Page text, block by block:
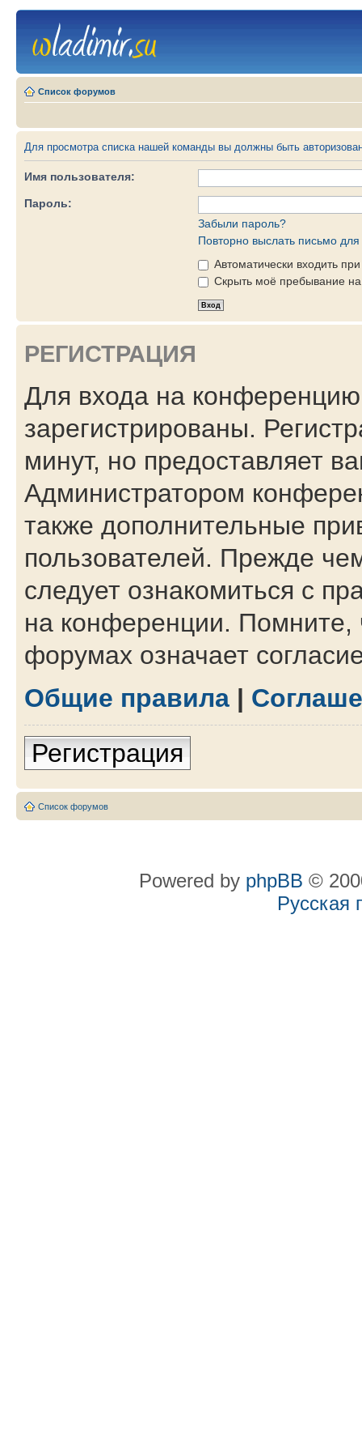
Список форумов
Для просмотра списка нашей команды вы должны быть
Имя пользователя:
Пароль:
Забыли пароль?
Повторно выслать письмо для
Автоматически входить
Скрыть моё пребывание
РЕГИСТРАЦИЯ
Для входа на
зарегистрированы.
минут, но предоставляет
Администратором
также дополнительные
пользователей. Прежде
следует ознакомиться с
на конференции. Помните,
форумах означает
Общие правила |
Регистрация
Список форумов
Powered by phpBB ©
Русская